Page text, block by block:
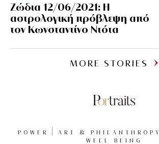
Ζώδια 12/06/2021: Η
αστρολογική πρόβλεψη από
τον Κωνσταντίνο Ντότα
MORE STORIES
POWER ART & PHILANTHROPY
WELL BEING